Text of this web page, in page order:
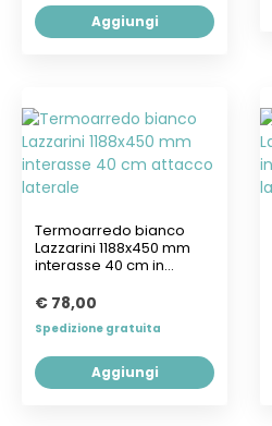
Aggiungi
Termoarredo bianco
Lazzarini 1188x450 mm
interasse 40 cm in
€ 78,00
Spedizione gratuita
Aggiungi